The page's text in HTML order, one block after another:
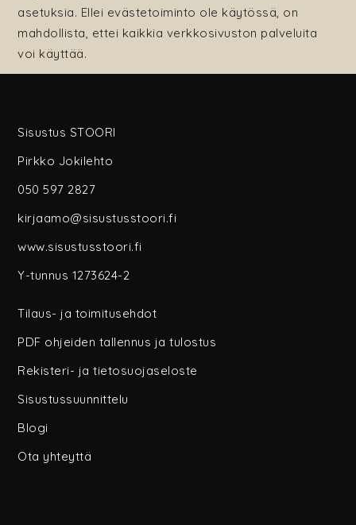
asetuksia. Ellei evästetoiminto ole käytössä, on
mahdollista, ettei kaikkia verkkosivuston palveluita
voi käyttää.
Sisustus STOORI
Pirkko Jokilehto
050 597 2827
kirjaamo@sisustusstoori.fi
www.sisustusstoori.fi
Y-tunnus 1273624-2
Tilaus- ja toimitusehdot
PDF ohjeiden tallennus ja tulostus
Rekisteri- ja tietosuojaseloste
Sisustussuunnittelu
Blogi
Ota yhteyttä